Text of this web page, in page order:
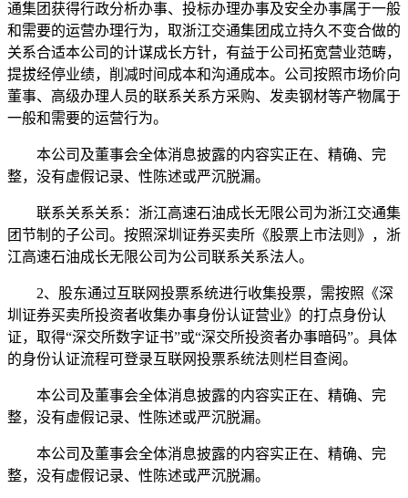
通集团获得行政分析办事、投标办理办事及安全办事属于一般
和需要的运营办理行为，取浙江交通集团成立持久不变合做的
关系合适本公司的计谋成长方针，有益于公司拓宽营业范畴，
提拔经停业绩，削减时间成本和沟通成本。公司按照市场价向
董事、高级办理人员的联系关系方采购、发卖钢材等产物属于
一般和需要的运营行为。
本公司及董事会全体消息披露的内容实正在、精确、完
整，没有虚假记录、性陈述或严沉脱漏。
联系关系关系：浙江高速石油成长无限公司为浙江交通集
团节制的子公司。按照深圳证券买卖所《股票上市法则》，浙
江高速石油成长无限公司为公司联系关系法人。
2、股东通过互联网投票系统进行收集投票，需按照《深
圳证券买卖所投资者收集办事身份认证营业》的打点身份认
证，取得“深交所数字证书”或“深交所投资者办事暗码”。具体
的身份认证流程可登录互联网投票系统法则栏目查阅。
本公司及董事会全体消息披露的内容实正在、精确、完
整，没有虚假记录、性陈述或严沉脱漏。
本公司及董事会全体消息披露的内容实正在、精确、完
整，没有虚假记录、性陈述或严沉脱漏。